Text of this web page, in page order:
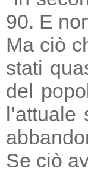
90. E
Ma ciò
stati
del
Se ciò